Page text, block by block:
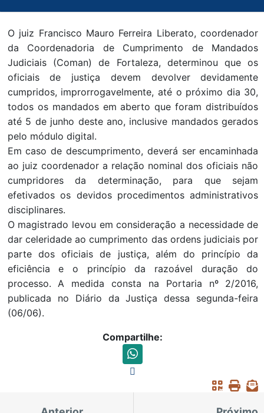
O juiz Francisco Mauro Ferreira Liberato, coordenador
da Coordenadoria de Cumprimento de Mandados
Judiciais (Coman) de Fortaleza, determinou que os
oficiais de justiça devem devolver devidamente
cumpridos, improrrogavelmente, até o próximo dia 30,
todos os mandados em aberto que foram distribuídos
até 5 de junho deste ano, inclusive mandados gerados
pelo módulo digital.
Em caso de descumprimento, deverá ser encaminhada
ao juiz coordenador a relação nominal dos oficiais não
cumpridores da determinação, para que sejam
efetivados os devidos procedimentos administrativos
disciplinares.
O magistrado levou em consideração a necessidade de
dar celeridade ao cumprimento das ordens judiciais por
parte dos oficiais de justiça, além do princípio da
eficiência e o princípio da razoável duração do
processo. A medida consta na Portaria nº 2/2016,
publicada no Diário da Justiça dessa segunda-feira
(06/06).
Compartilhe: